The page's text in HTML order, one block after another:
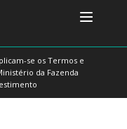
se os Termos e
da Fazenda